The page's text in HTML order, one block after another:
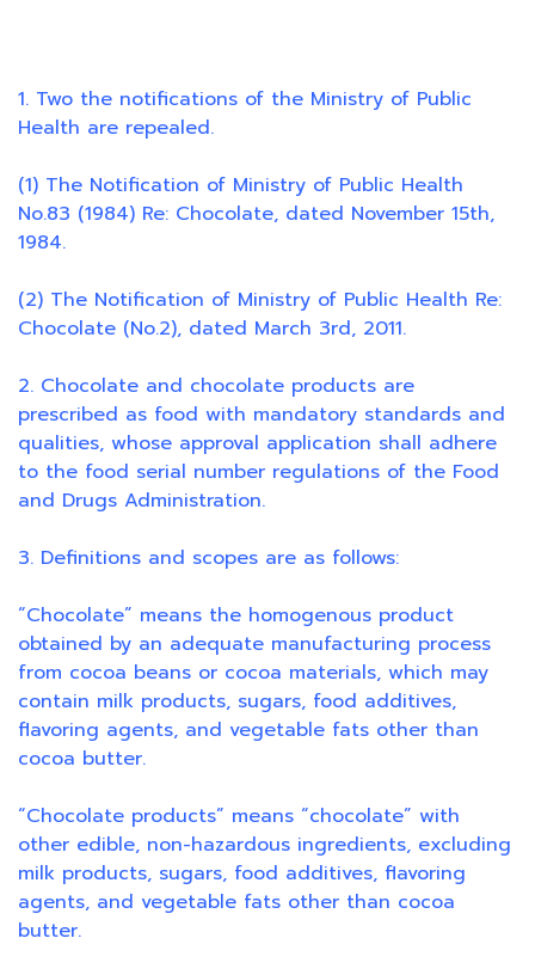
1. Two the notifications of the Ministry of Public
Health are repealed.
(1) The Notification of Ministry of Public Health
No.83 (1984) Re: Chocolate, dated November 15th,
1984.
(2) The Notification of Ministry of Public Health Re:
Chocolate (No.2), dated March 3rd, 2011.
2. Chocolate and chocolate products are
prescribed as food with mandatory standards and
qualities, whose approval application shall adhere
to the food serial number regulations of the Food
and Drugs Administration.
3. Definitions and scopes are as follows:
“Chocolate” means the homogenous product
obtained by an adequate manufacturing process
from cocoa beans or cocoa materials, which may
contain milk products, sugars, food additives,
flavoring agents, and vegetable fats other than
cocoa butter.
“Chocolate products” means “chocolate” with
other edible, non-hazardous ingredients, excluding
milk products, sugars, food additives, flavoring
agents, and vegetable fats other than cocoa
butter.